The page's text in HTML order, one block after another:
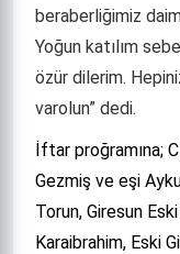
beraberliğimiz
Yoğun katılım
özür dilerim.
varolun” dedi.
İftar proğramına;
Gezmiş ve eşi
Torun, Giresun
Karaibrahim, Eski